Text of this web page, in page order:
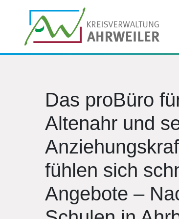
Das proBüro
Altenahr und
fühlen sich
Angebote –